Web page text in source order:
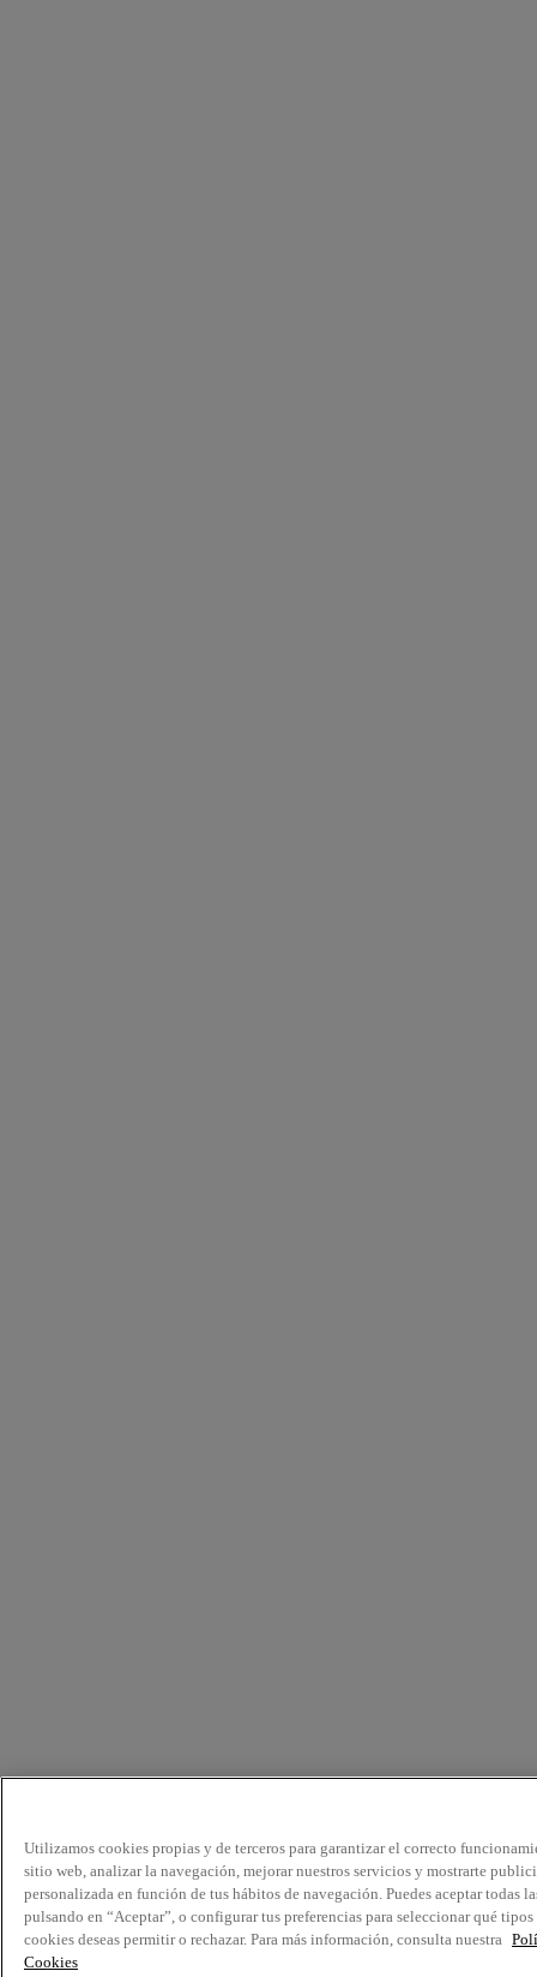
Utilizamos cookies propias y de terceros para garantizar el correcto
sitio web, analizar la navegación, mejorar nuestros servicios y mostrarte
personalizada en función de tus hábitos de navegación. Puedes aceptar todas
pulsando en “Aceptar”, o configurar tus preferencias para seleccionar qué tipos
cookies deseas permitir o rechazar. Para más información, consulta nuestra
Cookies